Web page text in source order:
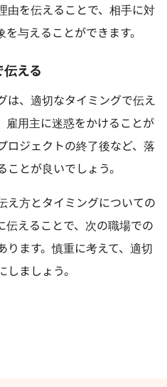
由を伝えることで、相手に対
与えることができます。
える
は、適切なタイミングで伝え
雇用主に迷惑をかけることが
ロジェクトの終了後など、落
とが良いでしょう。
え方とタイミングについての
伝えることで、次の職場での
ます。慎重に考えて、適切
ましょう。